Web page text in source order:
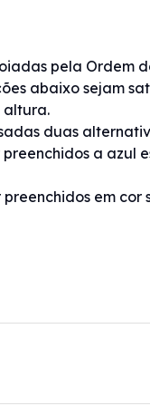
pela Ordem
abaixo sejam
altura.
duas
a azul
em